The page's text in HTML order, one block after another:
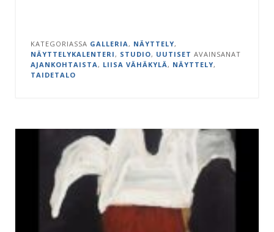
KATEGORIASSA GALLERIA , NÄYTTELY,
NÄYTTELYKALENTERI , STUDIO, UUTISET AVAINSANAT
AJANKOHTAISTA , LIISA VÄHÄKYLÄ , NÄYTTELY,
TAIDETALO